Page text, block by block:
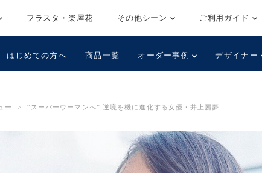
フラスタ・楽屋花 その他シーン ご利用ガイド
はじめての方へ 商品一覧 オーダー事例 デザイナー
ー > “スーパーウーマンへ” 逆境を機に進化する女優・井上麗夢